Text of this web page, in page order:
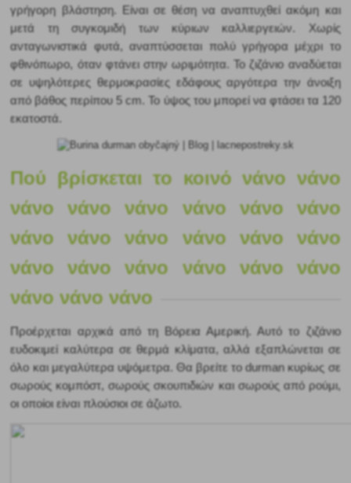
γρήγορη βλάστηση. Είναι σε θέση να αναπτυχθεί ακόμη και
μετά τη συγκομιδή των κύριων καλλιεργειών. Χωρίς
ανταγωνιστικά φυτά, αναπτύσσεται πολύ γρήγορα μέχρι το
φθινόπωρο, όταν φτάνει στην ωριμότητα. Το ζιζάνιο αναδύεται
σε υψηλότερες θερμοκρασίες εδάφους αργότερα την άνοιξη
από βάθος περίπου 5 cm. Το ύψος του μπορεί να φτάσει τα 120
εκατοστά.
Πού βρίσκεται το κοινό νάνο νάνο
νάνο νάνο νάνο νάνο νάνο νάνο
νάνο νάνο νάνο νάνο νάνο νάνο
νάνο νάνο νάνο νάνο νάνο νάνο
νάνο νάνο νάνο
Προέρχεται αρχικά από τη Βόρεια Αμερική. Αυτό το ζιζάνιο
ευδοκιμεί καλύτερα σε θερμά κλίματα, αλλά εξαπλώνεται σε
όλο και μεγαλύτερα υψόμετρα. Θα βρείτε το durman κυρίως σε
σωρούς κομπόστ, σωρούς σκουπιδιών και σωρούς από ρούμι,
οι οποίοι είναι πλούσιοι σε άζωτο.